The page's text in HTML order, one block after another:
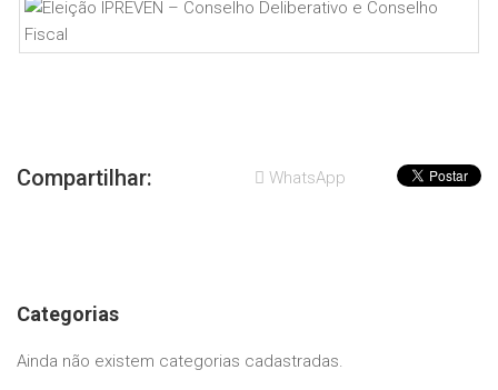
Compartilhar: WhatsApp
Categorias
Ainda não existem categorias cadastradas.